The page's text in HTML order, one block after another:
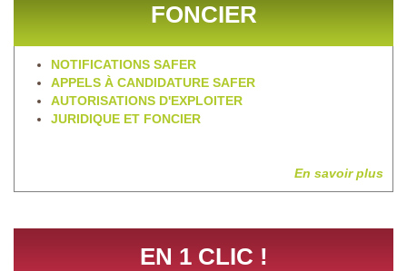
FONCIER
NOTIFICATIONS SAFER
APPELS À CANDIDATURE SAFER
AUTORISATIONS D'EXPLOITER
JURIDIQUE ET FONCIER
En savoir plus
EN 1 CLIC !